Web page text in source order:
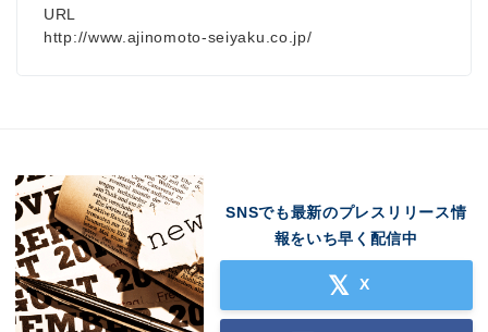
URL
http://www.ajinomoto-seiyaku.co.jp/
SNSでも最新のプレスリリース情
報をいち早く配信中
X